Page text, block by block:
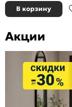
В корзину
Акции